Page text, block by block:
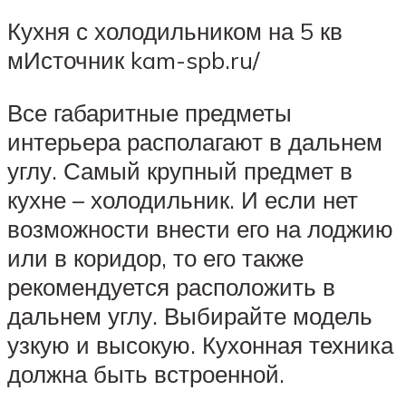
Кухня с холодильником на 5 кв
мИсточник kam-spb.ru/
Все габаритные предметы
интерьера располагают в дальнем
углу. Самый крупный предмет в
кухне – холодильник. И если нет
возможности внести его на лоджию
или в коридор, то его также
рекомендуется расположить в
дальнем углу. Выбирайте модель
узкую и высокую. Кухонная техника
должна быть встроенной.